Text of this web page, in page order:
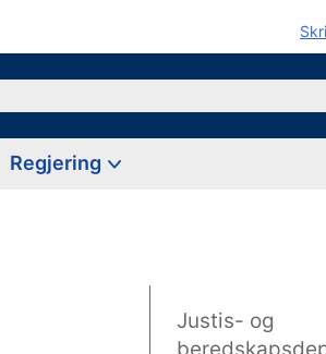
Regjering
Justis- og